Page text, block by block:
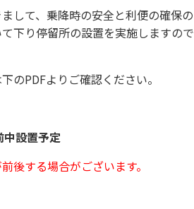
閉じる
して、乗降時の安全と利便の確保の
下り停留所の設置を実施しますので
のPDFよりご確認ください。
設置予定
後する場合がございます。